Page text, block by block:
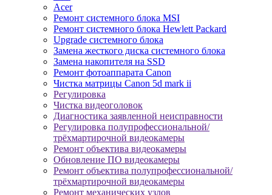
Acer
Ремонт системного блока MSI
Ремонт системного блока Hewlett Packard
Upgrade системного блока
Замена жесткого диска системного блока
Замена накопителя на SSD
Ремонт фотоаппарата Canon
Чистка матрицы Canon 5d mark ii
Регулировка
Чистка видеоголовок
Диагностика заявленной неисправности
Регулировка полупрофессиональной/
трёхмартирочной видеокамеры
Ремонт объектива видеокамеры
Обновление ПО видеокамеры
Ремонт объектива полупрофессиональной/
трёхмартирочной видеокамеры
Ремонт механических узлов